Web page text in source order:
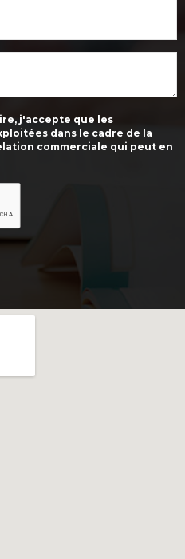
j'accepte que les
dans le cadre de la
commerciale qui peut en